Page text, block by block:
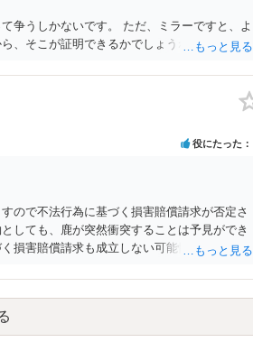
争うしかないです。 ただ、ミラーですと、よ
、そこが証明できるかでしょうね。
役にたった
ので不法行為に基づく損害賠償請求が否定さ
しても、鹿が突然衝突することは予見ができ
損害賠償請求も成立しない可能性がありま